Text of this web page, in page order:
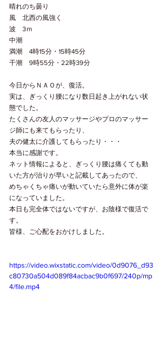
晴れのち曇り
風　北西の風強く
波　3ｍ
中潮
満潮　4時15分・15時45分
干潮　9時55分・22時39分
今日からＮＡＯが、復活。
実は、ぎっくり腰になり数日起き上がれない状
態でした。
たくさんの友人のマッサージやプロのマッサー
ジ師にも来てもらったり、
夫の健太に介護してもらったり・・・
本当に感謝です。
ネット情報によると、ぎっくり腰は痛くても動
いた方が治りが早いと記載してあったので、
めちゃくちゃ痛いが動いていたら意外に体が楽
になっていました。
本日も完全体ではないですが、お陰様で復活で
す。
皆様、ご心配をおかけしました。
https://video.wixstatic.com/video/0d9076_d93
c80730a504d089f84acbac9b0f697/240p/mp
4/file.mp4